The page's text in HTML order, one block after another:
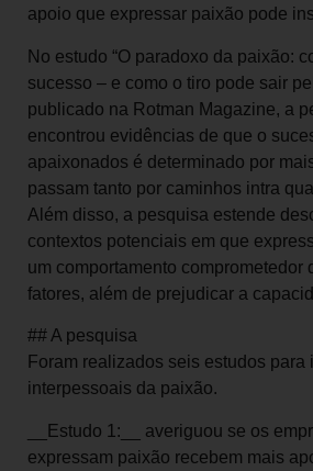
apoio que expressar paixão pode
No estudo “O paradoxo da paixão:
sucesso – e como o tiro pode sair
publicado na Rotman Magazine, a
encontrou evidências de que o
apaixonados é determinado por
passam tanto por caminhos intra
Além disso, a pesquisa estende
contextos potenciais em que
um comportamento comprometedor
fatores, além de prejudicar a
## A pesquisa
Foram realizados seis estudos para
interpessoais da paixão.
__Estudo 1:__ averiguou se os
expressam paixão recebem mais